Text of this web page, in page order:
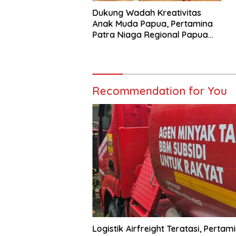
Dukung Wadah Kreativitas
Anak Muda Papua, Pertamina
Patra Niaga Regional Papua
Recommendation for You
Logistik Airfreight Teratasi,